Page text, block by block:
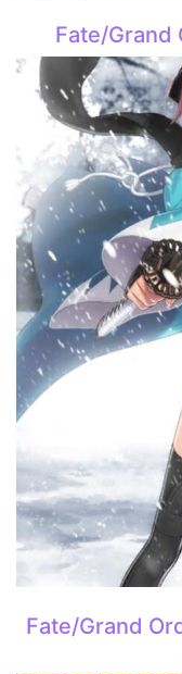
Fate/Grand
Fate/Grand